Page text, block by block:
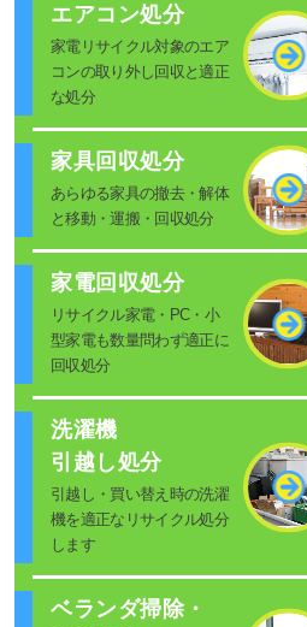
エアコン処分
家電リサイクル対象のエア
コンの取り外し回収と適正
な処分
家具回収処分
あらゆる家具の撤去・解体
と移動・運搬・回収処分
家電回収処分
リサイクル家電・PC・小
型家電も数量問わず適正に
回収処分
洗濯機
引越し処分
引越し・買い替え時の洗濯
機を適正なリサイクル処分
します
ベランダ掃除・